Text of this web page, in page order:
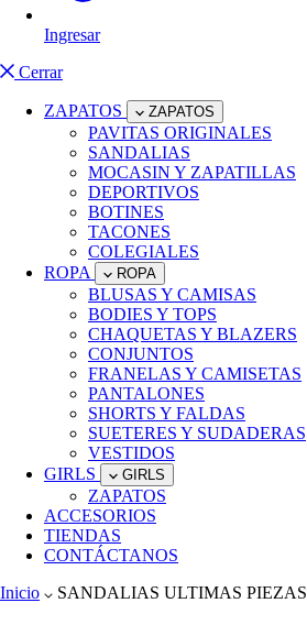
Ingresar
Cerrar
ZAPATOS ZAPATOS
PAVITAS ORIGINALES
SANDALIAS
MOCASIN Y ZAPATILLAS
DEPORTIVOS
BOTINES
TACONES
COLEGIALES
ROPA
ROPA
BLUSAS Y CAMISAS
BODIES Y TOPS
CHAQUETAS Y BLAZERS
CONJUNTOS
FRANELAS Y CAMISETAS
PANTALONES
SHORTS Y FALDAS
SUETERES Y SUDADERAS
VESTIDOS
GIRLS
GIRLS
ZAPATOS
ACCESORIOS
TIENDAS
CONTÁCTANOS
Inicio
SANDALIAS ULTIMAS PIEZAS